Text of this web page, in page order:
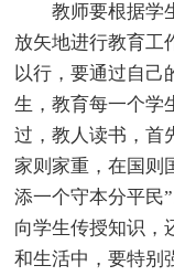
教师要根据学
放矢地进行教育工
以行，要通过自己
生，教育每一个学
过，教人读书，首
家则家重，在国则
添一个守本分平民
向学生传授知识，
和生活中，要特别